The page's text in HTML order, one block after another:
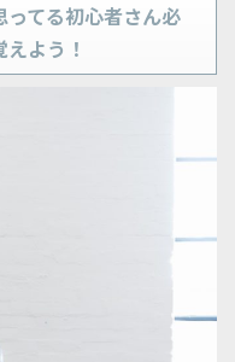
てる初心者さん必
よう！